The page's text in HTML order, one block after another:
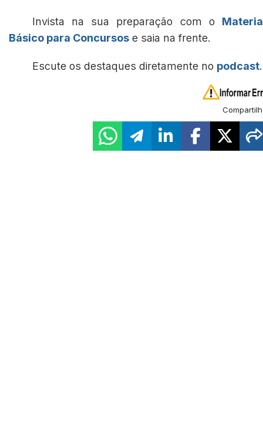
Invista na sua preparação com o
Básico para Concursos e saia na frente.
Escute os destaques diretamente no podcast.